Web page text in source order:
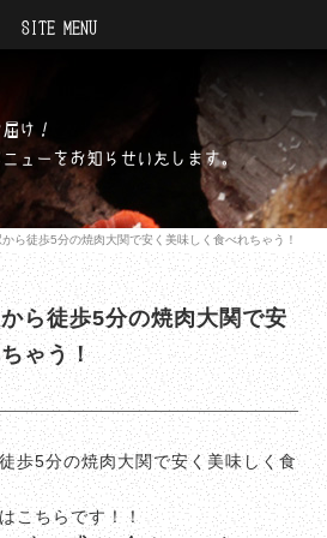
SITE MENU
け！
ューをお知らせいたします。
ら徒歩5分の焼肉大関で安く美味しく食べれちゃう！
ら徒歩5分の焼肉大関で安
ゃう！
歩5分の焼肉大関で安く美味しく食
こちらです！！